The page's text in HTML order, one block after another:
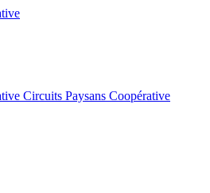
Circuits Paysans Coopérative